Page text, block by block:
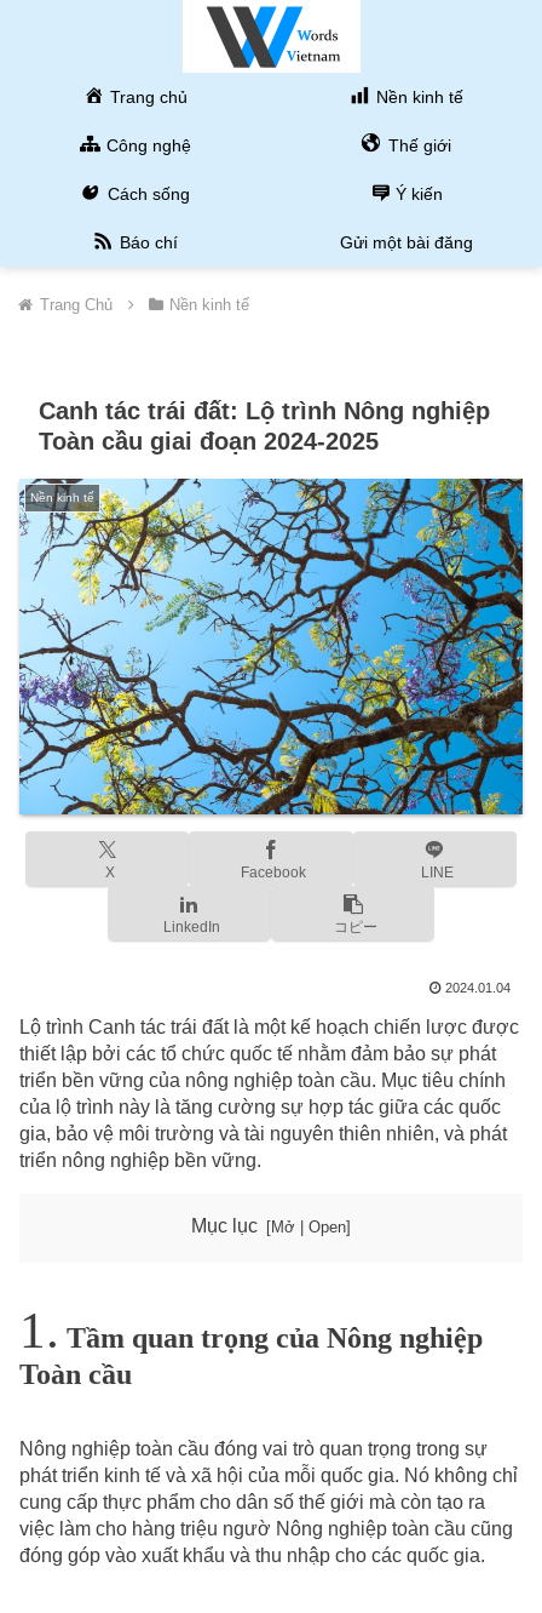
Trang chủ Nền kinh tế
Công nghệ Thế giới
Cách sống Ý kiến
Báo chí Gửi một bài đăng
Trang Chủ Nền kinh tế
Canh tác trái đất: Lộ trình Nông nghiệp
Toàn cầu giai đoạn 2024-2025
Nền kinh tế
X Facebook LINE
LinkedIn コピー
2024.01.04
Lộ trình Canh tác trái đất là một kế hoạch chiến lược được
thiết lập bởi các tổ chức quốc tế nhằm đảm bảo sự phát
triển bền vững của nông nghiệp toàn cầu. Mục tiêu chính
của lộ trình này là tăng cường sự hợp tác giữa các quốc
gia, bảo vệ môi trường và tài nguyên thiên nhiên, và phát
triển nông nghiệp bền vững.
Mục lục
Tầm quan trọng của Nông nghiệp
Toàn cầu
Nông nghiệp toàn cầu đóng vai trò quan trọng trong sự
phát triển kinh tế và xã hội của mỗi quốc gia. Nó không chỉ
cung cấp thực phẩm cho dân số thế giới mà còn tạo ra
việc làm cho hàng triệu ngườ Nông nghiệp toàn cầu cũng
đóng góp vào xuất khẩu và thu nhập cho các quốc gia.